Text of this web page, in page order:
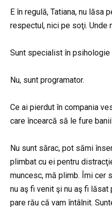
E în regulă, Tatiana, nu lăsa
respectul, nici pe soţi. Unde
Sunt specialist în psihologie
Nu, sunt programator.
Ce ai pierdut în compania
care încearcă să le fure
Nu sunt sărac, pot sămi
plimbat cu ei pentru
muncesc, mă plimb. Îmi cer
nu aş fi venit şi nu aş fi
pare rău că vam întâlnit.